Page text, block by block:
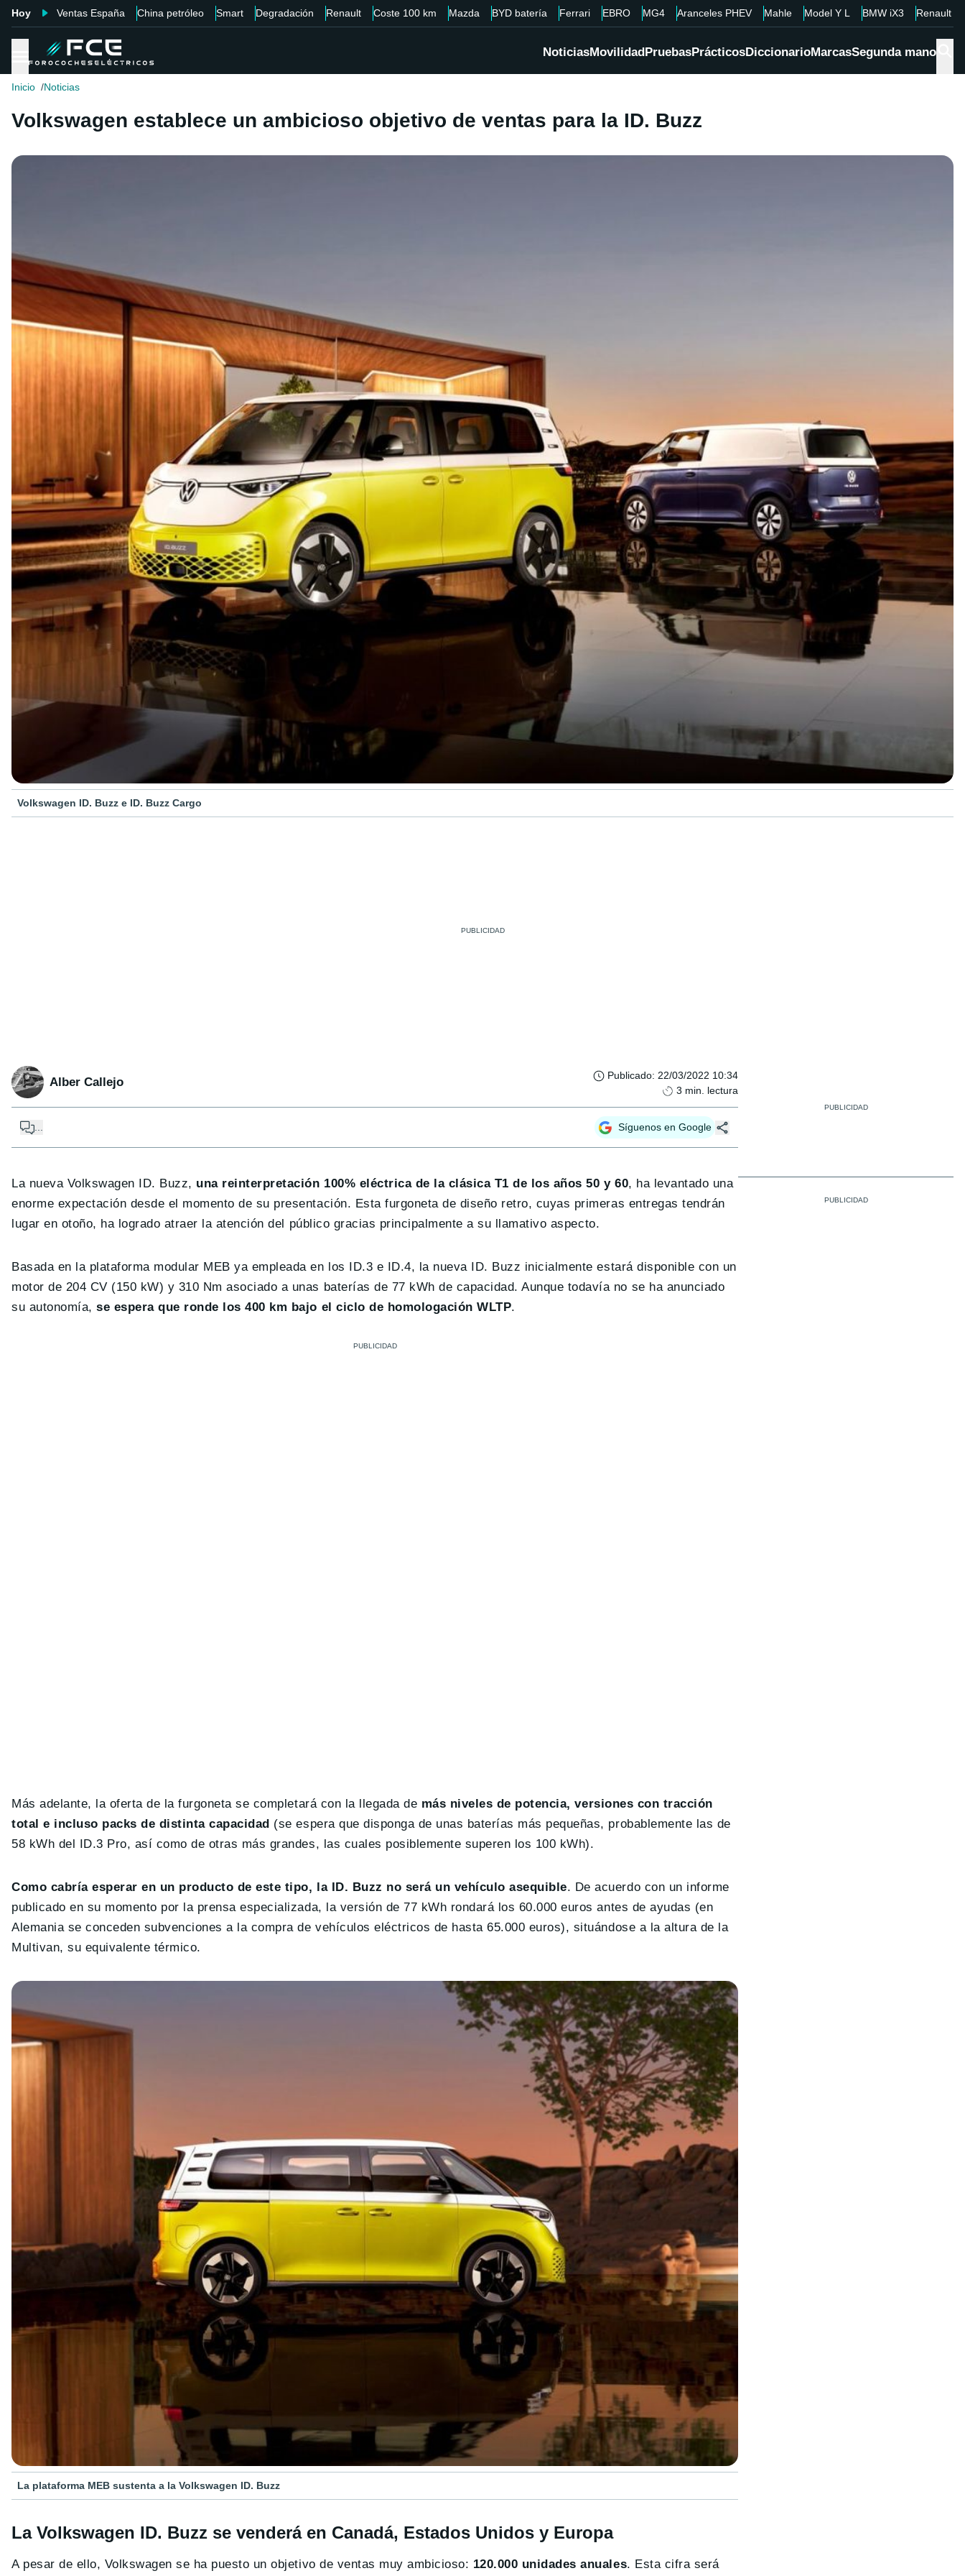
Hoy Ventas España China petróleo Smart Degradación Renault Coste 100 km Mazda BYD batería Ferrari EBRO MG4 Aranceles PHEV Mahle Model Y L BMW iX3 Renault
NoticiasMovilidadPruebasPrácticosDiccionarioMarcasSegunda mano
Inicio Noticias
Volkswagen establece un ambicioso objetivo de ventas para la ID. Buzz
Volkswagen ID. Buzz e ID. Buzz Cargo
Alber Callejo Publicado: 22/03/2022 10:34
3 min. lectura
... Síguenos en Google
La nueva Volkswagen ID. Buzz, una reinterpretación 100% eléctrica de la clásica T1 de los años 50 y 60, ha levantado una
enorme expectación desde el momento de su presentación. Esta furgoneta de diseño retro, cuyas primeras entregas tendrán
lugar en otoño, ha logrado atraer la atención del público gracias principalmente a su llamativo aspecto.
Basada en la plataforma modular MEB ya empleada en los ID.3 e ID.4, la nueva ID. Buzz inicialmente estará disponible con un
motor de 204 CV (150 kW) y 310 Nm asociado a unas baterías de 77 kWh de capacidad. Aunque todavía no se ha anunciado
su autonomía,se espera que ronde los 400 km bajo el ciclo de homologación WLTP.
Más adelante, la oferta de la furgoneta se completará con la llegada de más niveles de potencia, versiones con tracción
total e incluso packs de distinta capacidad (se espera que disponga de unas baterías más pequeñas, probablemente las de
58 kWh del ID.3 Pro, así como de otras más grandes, las cuales posiblemente superen los 100 kWh).
Como cabría esperar en un producto de este tipo, la ID. Buzz no será un vehículo asequible. De acuerdo con un informe
publicado en su momento por la prensa especializada, la versión de 77 kWh rondará los 60.000 euros antes de ayudas (en
Alemania se conceden subvenciones a la compra de vehículos eléctricos de hasta 65.000 euros), situándose a la altura de la
Multivan, su equivalente térmico.
La plataforma MEB sustenta a la Volkswagen ID. Buzz
La Volkswagen ID. Buzz se venderá en Canadá, Estados Unidos y Europa
A pesar de ello, Volkswagen se ha puesto un objetivo de ventas muy ambicioso: 120.000 unidades anuales. Esta cifra será